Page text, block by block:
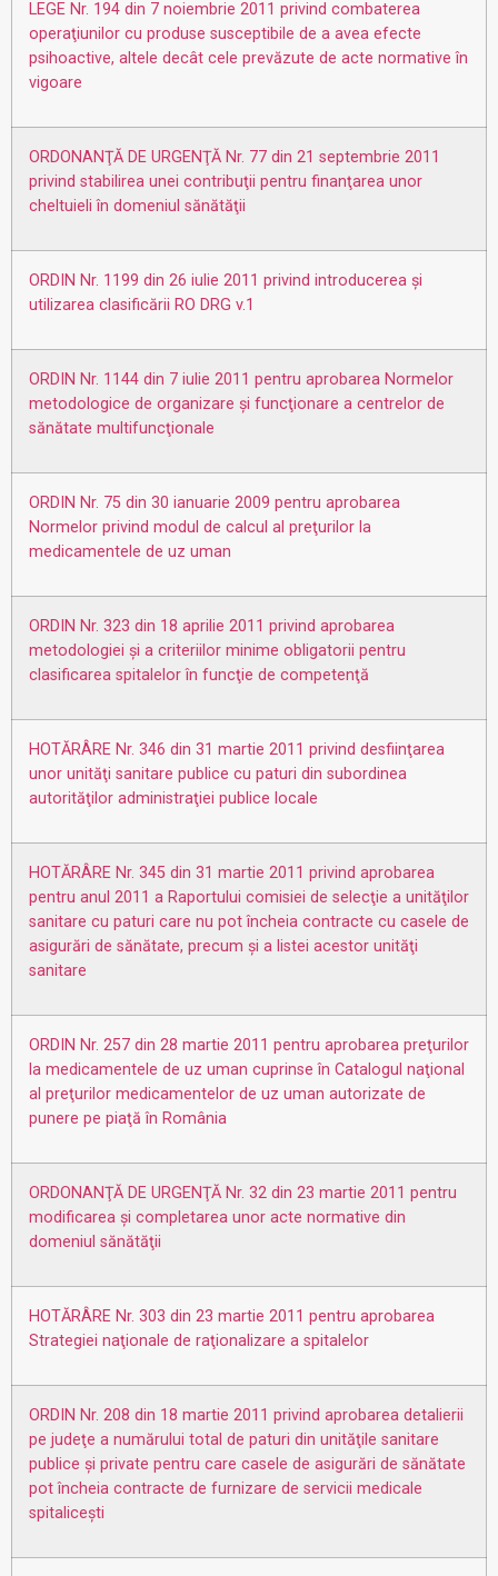
LEGE Nr. 194 din 7 noiembrie 2011 privind combaterea
operaţiunilor cu produse susceptibile de a avea efecte
psihoactive, altele decât cele prevăzute de acte normative în
vigoare
ORDONANŢĂ DE URGENŢĂ Nr. 77 din 21 septembrie 2011
privind stabilirea unei contribuţii pentru finanţarea unor
cheltuieli în domeniul sănătăţii
ORDIN Nr. 1199 din 26 iulie 2011 privind introducerea şi
utilizarea clasificării RO DRG v.1
ORDIN Nr. 1144 din 7 iulie 2011 pentru aprobarea Normelor
metodologice de organizare şi funcţionare a centrelor de
sănătate multifuncţionale
ORDIN Nr. 75 din 30 ianuarie 2009 pentru aprobarea
Normelor privind modul de calcul al preţurilor la
medicamentele de uz uman
ORDIN Nr. 323 din 18 aprilie 2011 privind aprobarea
metodologiei şi a criteriilor minime obligatorii pentru
clasificarea spitalelor în funcţie de competenţă
HOTĂRÂRE Nr. 346 din 31 martie 2011 privind desfiinţarea
unor unităţi sanitare publice cu paturi din subordinea
autorităţilor administraţiei publice locale
HOTĂRÂRE Nr. 345 din 31 martie 2011 privind aprobarea
pentru anul 2011 a Raportului comisiei de selecţie a unităţilor
sanitare cu paturi care nu pot încheia contracte cu casele de
asigurări de sănătate, precum şi a listei acestor unităţi
sanitare
ORDIN Nr. 257 din 28 martie 2011 pentru aprobarea preţurilor
la medicamentele de uz uman cuprinse în Catalogul naţional
al preţurilor medicamentelor de uz uman autorizate de
punere pe piaţă în România
ORDONANŢĂ DE URGENŢĂ Nr. 32 din 23 martie 2011 pentru
modificarea şi completarea unor acte normative din
domeniul sănătăţii
HOTĂRÂRE Nr. 303 din 23 martie 2011 pentru aprobarea
Strategiei naţionale de raţionalizare a spitalelor
ORDIN Nr. 208 din 18 martie 2011 privind aprobarea detalierii
pe judeţe a numărului total de paturi din unităţile sanitare
publice şi private pentru care casele de asigurări de sănătate
pot încheia contracte de furnizare de servicii medicale
spitaliceşti